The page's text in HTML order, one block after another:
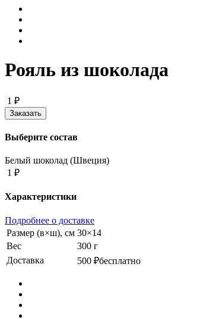
Рояль из шоколада
1 ₽
Выберите состав
Белый шоколад (Швеция)
1 ₽
Характеристики
Подробнее о доставке
Размер (в×ш), см 30×14
Вес
300 г
Доставка
500 ₽бесплатно